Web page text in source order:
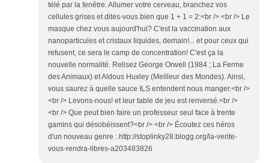
télé par la fenêtre. Allumer votre cerveau, branchez vos
cellules grises et dites-vous bien que 1 + 1 = 2:<br /> <br /> Le
masque chez vous aujourd'hui? C'est la vaccination aux
nanoparticules et cristaux liquides, demain!... et pour ceux qui
refusent, ce sera le camp de concentration! C'est ça la
nouvelle normalité. Relisez George Orwell (1984 ; La Ferme
des Animaux) et Aldous Huxley (Meilleur des Mondes). Ainsi,
vous saurez à quelle sauce ILS entendent nous manger.<br />
<br /> Levons-nous! et leur table de jeu est renversé.<br />
<br /> Que peut bien faire un professeur seul face à trente
gamins qui désobéissent?<br /> <br /> Écoutez ces héros
d'un nouveau genre : http://stoplinky28.blogg.org/la-verite-
vous-rendra-libres-a203483826